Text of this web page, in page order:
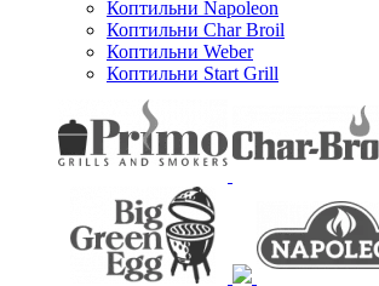
Коптильни Napoleon
Коптильни Char Broil
Коптильни Weber
Коптильни Start Grill